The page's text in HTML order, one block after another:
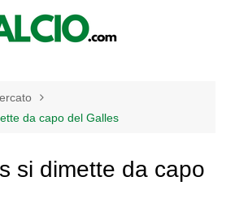
da capo del Galles
si dimette da capo